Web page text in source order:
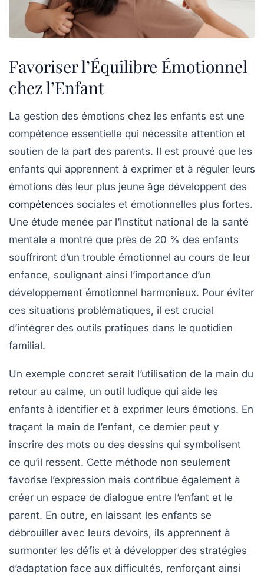
Favoriser l’Équilibre Émotionnel
chez l’Enfant
La gestion des émotions chez les enfants est une
compétence essentielle qui nécessite attention et
soutien de la part des parents. Il est prouvé que les
enfants qui apprennent à exprimer et à réguler leurs
émotions dès leur plus jeune âge développent des
compétences sociales et émotionnelles plus fortes.
Une étude menée par l’Institut national de la santé
mentale a montré que près de 20 % des enfants
souffriront d’un trouble émotionnel au cours de leur
enfance, soulignant ainsi l’importance d’un
développement émotionnel harmonieux. Pour éviter
ces situations problématiques, il est crucial
d’intégrer des outils pratiques dans le quotidien
familial.
Un exemple concret serait l’utilisation de la main du
retour au calme, un outil ludique qui aide les
enfants à identifier et à exprimer leurs émotions. En
traçant la main de l’enfant, ce dernier peut y
inscrire des mots ou des dessins qui symbolisent
ce qu’il ressent. Cette méthode non seulement
favorise l’expression mais contribue également à
créer un espace de dialogue entre l’enfant et le
parent. En outre, en laissant les enfants se
débrouiller avec leurs devoirs, ils apprennent à
surmonter les défis et à développer des stratégies
d’adaptation face aux difficultés, renforçant ainsi